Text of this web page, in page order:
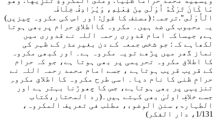
مَا كَانَ تَرْكُهُ أَوْلَى مِنْ فِعْلِهِ، وَيُرَادِفُ خِلَافَ
الْأَوْلَى".ترجمہ: (مصنف کا قول: اور اس کی مکروہ چیزیں)
یہ محبوب کی ضد ہیں۔ مکروہ کااطلاق حرام پربھی ہوتا
ہے، جیساکہ امام قدوری رحمہ اللہ نے قدوری میں
لکھاہے کہ: جو شخص جمعہ کے دن بغیرعذر کے ظہر کی
نماز گھر میں پڑھے تویہ مکروہ ہے۔ اور کبھی مکروہ
کا اطلاق مکروہ تحریمی پر بھی ہوتا ہے، جو کہ حرام
کے قریب قریب ہوتاہے ، جسے امام محمد رحمہ اللہ نے
حرامِ ظنی کا نام دیا۔ اسی طرح مکروہ کا اطلاق مکروہِ
تنزیہی پر بھی ہوتاہے، جس کا چھوڑنا بہتر ہے اور
جسے خلافِ اولیٰ بھی کہتے ہیں۔(رد المحتار،کتاب
الطہارۃ، سنن الوضوء، مطلب فی تعریف المکروہ،
1/131، دار الفکر)